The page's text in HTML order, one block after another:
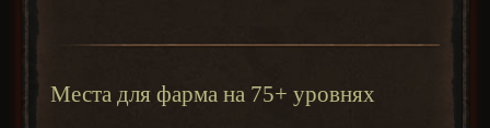
Места для фарма на 75+ уровнях